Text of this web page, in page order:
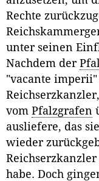
Rechte
unter seinen
Nachdem der
"vacante
vom Pfalzgrafen
ausliefere, das
wieder
habe. Doch